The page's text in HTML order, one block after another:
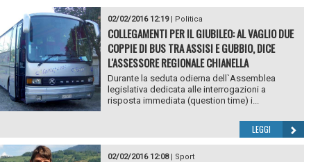
02/02/2016 12:19| Politica
COLLEGAMENTI PER IL GIUBILEO: AL VAGLIO DUE
COPPIE DI BUS TRA ASSISI E GUBBIO, DICE
L'ASSESSORE REGIONALE CHIANELLA
Durante la seduta odierna dell`Assemblea
legislativa dedicata alle interrogazioni a
risposta immediata (question time) i...
LEGGI
02/02/2016 12:08| Sport